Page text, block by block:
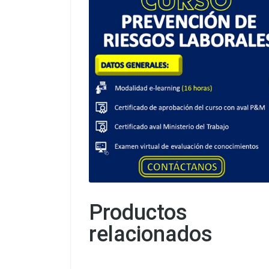
Productos
relacionados